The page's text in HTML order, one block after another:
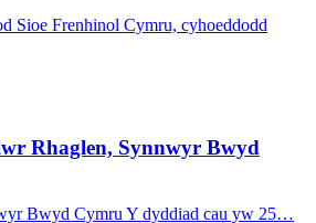
Sioe Frenhinol Cymru, cyhoeddodd
Rhaglen, Synnwyr Bwyd
Bwyd Cymru Y dyddiad cau yw 25…